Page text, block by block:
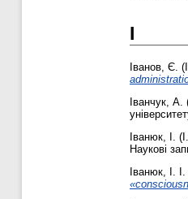
І
Іванов, Є.
Іванчук,
Іванюк, І.
Наукові
Іванюк, І.